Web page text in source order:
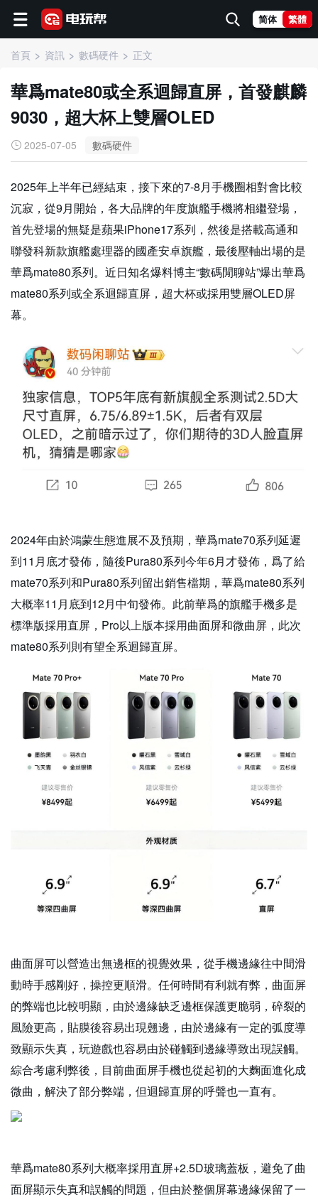
简体 繁體
首頁 資訊 數碼硬件 正文
華爲mate80或全系迴歸直屏，首發麒麟
9030，超大杯上雙層OLED
2025-07-05 數碼硬件
2025年上半年已經結束，接下來的7-8月手機圈相對會比較
沉寂，從9月開始，各大品牌的年度旗艦手機將相繼登場，
首先登場的無疑是蘋果iPhone17系列，然後是搭載高通和
聯發科新款旗艦處理器的國產安卓旗艦，最後壓軸出場的是
華爲mate80系列。近日知名爆料博主“數碼閒聊站”爆出華爲
mate80系列或全系迴歸直屏，超大杯或採用雙層OLED屏
幕。
2024年由於鴻蒙生態進展不及預期，華爲mate70系列延遲
到11月底才發佈，隨後Pura80系列今年6月才發佈，爲了給
mate70系列和Pura80系列留出銷售檔期，華爲mate80系列
大概率11月底到12月中旬發佈。此前華爲的旗艦手機多是
標準版採用直屏，Pro以上版本採用曲面屏和微曲屏，此次
mate80系列則有望全系迴歸直屏。
曲面屏可以營造出無邊框的視覺效果，從手機邊緣往中間滑
動時手感剛好，操控更順滑。任何時間有利就有弊，曲面屏
的弊端也比較明顯，由於邊緣缺乏邊框保護更脆弱，碎裂的
風險更高，貼膜後容易出現翹邊，由於邊緣有一定的弧度導
致顯示失真，玩遊戲也容易由於碰觸到邊緣導致出現誤觸。
綜合考慮利弊後，目前曲面屏手機也從起初的大麴面進化成
微曲，解決了部分弊端，但迴歸直屏的呼聲也一直有。
華爲mate80系列大概率採用直屏+2.5D玻璃蓋板，避免了曲
面屏顯示失真和誤觸的問題，但由於整個屏幕邊緣保留了一